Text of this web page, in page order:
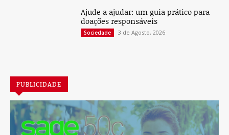
Ajude a ajudar: um guia prático para
doações responsáveis
Sociedade 3 de Agosto, 2026
PUBLICIDADE